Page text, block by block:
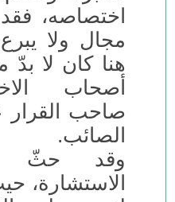
اختصاصه،
مجال ولا
هنا كان لا
أصحاب
صاحب القرار
الصائب.
وقد حثّ
الاستشارة،